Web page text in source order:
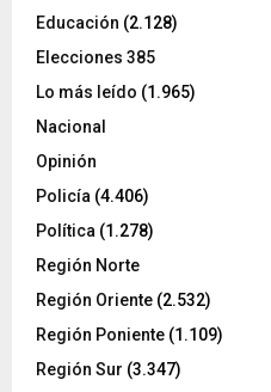
Educación (2.128)
Elecciones 385
Lo más leído (1.965)
Nacional
Opinión
Policía (4.406)
Política (1.278)
Región Norte
Región Oriente (2.532)
Región Poniente (1.109)
Región Sur (3.347)